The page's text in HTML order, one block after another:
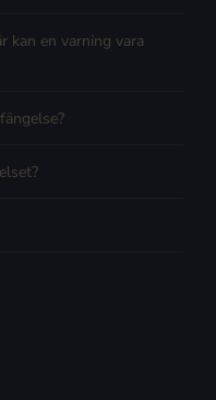
kan en varning vara